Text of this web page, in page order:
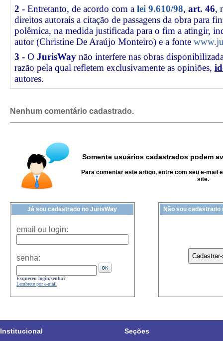
2 - Entretanto, de acordo com a lei 9.610/98, art. 46,
direitos autorais a citação de passagens da obra para
polêmica, na medida justificada para o fim a atingir,
autor (Christine De Araújo Monteiro) e a fonte
3 - O JurisWay não interfere nas obras
razão pela qual refletem exclusivamente as opiniões,
autores.
Nenhum comentário cadastrado.
Somente usuários cadastrados podem
Para comentar este artigo, entre com seu e-mail
site.
Já sou cadastrado no JurisWay
email ou login:
senha:
Esqueceu login/senha?
Lembrete por e-mail
Não sou cadastrado
Institucional Seções